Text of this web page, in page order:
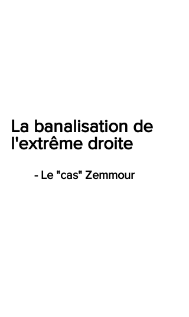
La banalisation de
l'extrême droite
- Le "cas" Zemmour